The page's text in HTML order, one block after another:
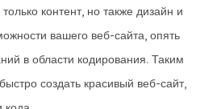
контент, но также дизайн и
вашего веб-сайта, опять
в области кодирования. Таким
создать красивый веб-сайт,